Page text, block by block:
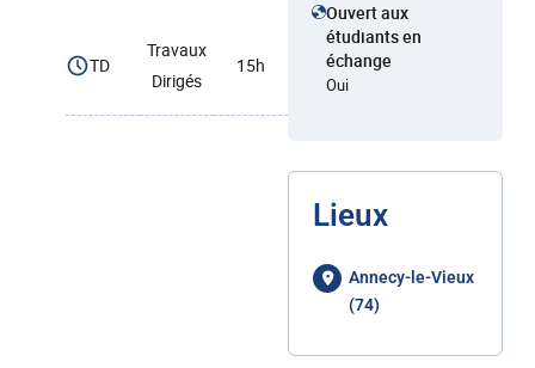
TD
Travaux
Dirigés
15h
Ouvert aux
étudiants en
échange
Oui
Lieux
Annecy-le-Vieux
(74)